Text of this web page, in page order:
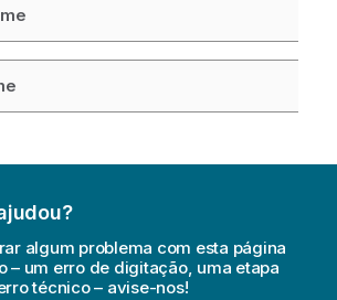
algum problema com esta página
– um erro de digitação, uma etapa
técnico – avise-nos!